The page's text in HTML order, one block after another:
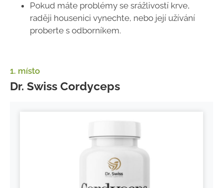
Pokud máte problémy se srážlivostí krve,
raději housenici vynechte, nebo její užívání
proberte s odborníkem.
1. místo
Dr. Swiss Cordyceps